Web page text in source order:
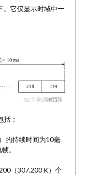
。它仅显示时域中一
：
的持续时间为10毫
。
（307.200 K）个